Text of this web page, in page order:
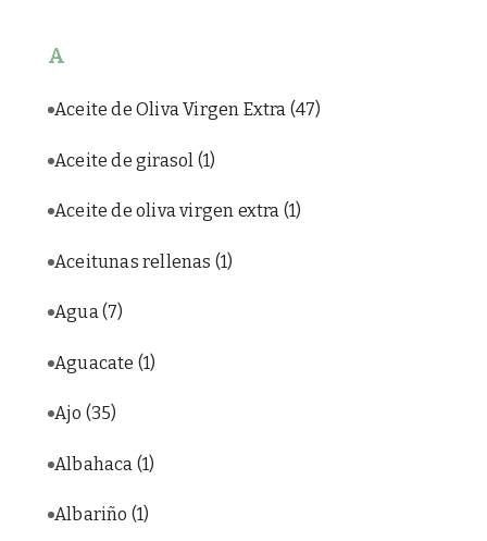
A
Aceite de Oliva Virgen Extra (47)
Aceite de girasol (1)
Aceite de oliva virgen extra (1)
Aceitunas rellenas (1)
Agua(7)
Aguacate (1)
Ajo (35)
Albahaca (1)
Albariño (1)